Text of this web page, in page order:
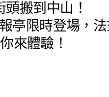
頭搬到中山！
亭限時登場，
來體驗！